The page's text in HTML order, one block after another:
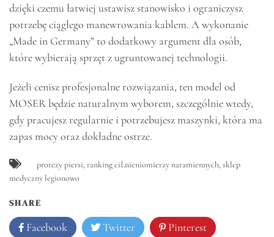
dzięki czemu łatwiej ustawisz stanowisko i ograniczysz
potrzebę ciągłego manewrowania kablem. A wykonanie
„Made in Germany” to dodatkowy argument dla osób,
które wybierają sprzęt z ugruntowanej technologii.
Jeżeli cenisz profesjonalne rozwiązania, ten model od
MOSER będzie naturalnym wyborem, szczególnie wtedy,
gdy pracujesz regularnie i potrzebujesz maszynki, która ma
zapas mocy oraz dokładne ostrze.
protezy piersi,ranking ciĹnieniomierzy naramiennych,sklep
medyczny legionowo
SHARE
Facebook Twitter Pinterest